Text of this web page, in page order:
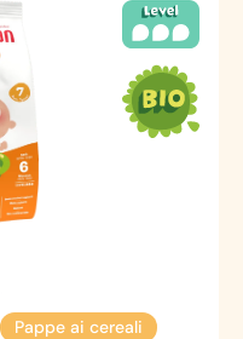
Pappe ai cereali